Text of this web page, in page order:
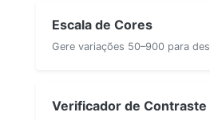
Escala de Cores
Gere variações 50–900 para
Verificador de Contraste